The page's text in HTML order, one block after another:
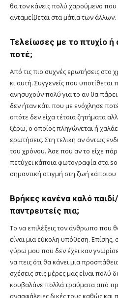
θα τον κάνεις πολύ χαρούμενο
ανταμείβεται στα μάτια των άλλων.
Τελείωσες με το πτυχίο ή
ποτέ;
Από τις πιο συχνές ερωτήσεις στο
κι αυτή. Συγγενείς που υποτίθεται
ανησυχούν πολύ για το αν θα
δεν ήταν κάτι που με ενόχλησε
οπότε δεν είχα τέτοια ζητήματα
ξέρω, ο οποίος πληγώνεται ή
ερωτήσεις. Στη τελική αν όντως
του χρόνου. Άσε που αν το είχε
πετύχει κάποια φωτογραφία στα
σημαντική στιγμή στη ζωή κάποιου
Βρήκες κανένα καλό
παντρευτείς πια;
Το να επιλέξεις τον άνθρωπο που
είναι μια εύκολη υπόθεση.
γύρω μου που δεν έχει καν
να πεις ότι θα κάνει μια
σχέσεις στις μέρες μας είναι πολύ
κουβαλάνε πολλά τραύματα από
ανασφάλειες δικές τους καθώς